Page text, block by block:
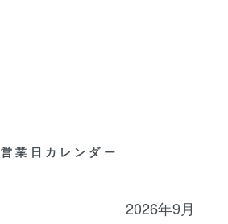
営業日カレンダー
2026年9月